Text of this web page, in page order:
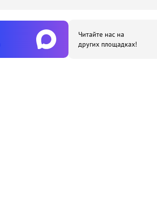
Читайте нас на
других площадках!